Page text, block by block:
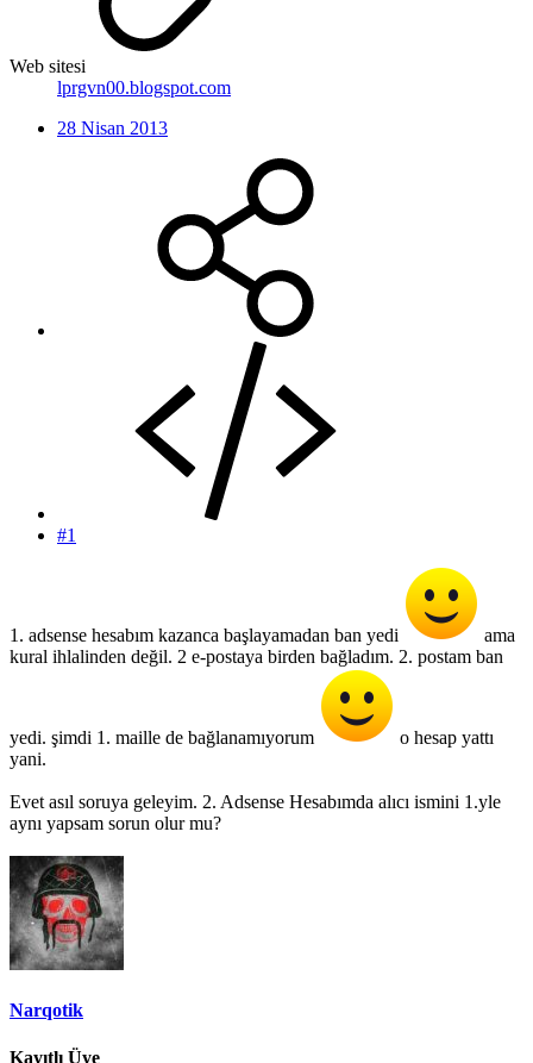
Web sitesi
lprgvn00.blogspot.com
28 Nisan 2013
#1
1. adsense hesabım kazanca başlayamadan ban yedi
ama
kural ihlalinden değil. 2 e-postaya birden bağladım. 2. postam ban
yedi. şimdi 1. maille de bağlanamıyorum
o hesap yattı
yani.
Evet asıl soruya geleyim. 2. Adsense Hesabımda alıcı ismini 1.yle
aynı yapsam sorun olur mu?
Narqotik
Kayıtlı Üye